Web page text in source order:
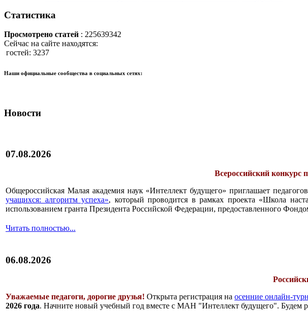
Статистика
Просмотрено статей : 225639342
Сейчас на сайте находятся:
гостей: 3237
Наши официальные сообщества в социальных сетях:
Новости
07.08.2026
Всероссийский конкурс
Общероссийская Малая академия наук «Интеллект будущего» приглашает
учащихся: алгоритм успеха», который проводится в рамках проекта «Школа
использованием гранта Президента Российской Федерации, предоставленного
Читать полностью...
06.08.2026
Уважаемые педагоги, дорогие друзья! Открыта регистрация на осенние онлайн-
2026 года. Начните новый учебный год вместе с МАН "Интеллект будущего". Будем